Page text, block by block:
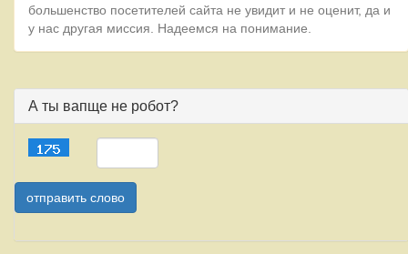
большенство посетителей сайта не увидит и не оценит, да и
у нас другая миссия. Надеемся на понимание.
А ты вапще не робот?